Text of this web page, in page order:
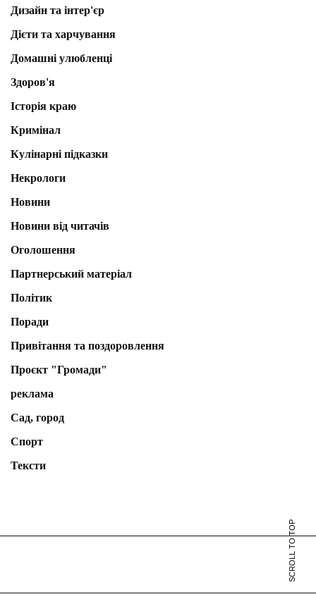
Дизайн та інтер'єр
Дієти та харчування
Домашні улюбленці
Здоров'я
Історія краю
Кримінал
Кулінарні підказки
Некрологи
Новини
Новини від читачів
Оголошення
Партнерський матеріал
Політик
Поради
Привітання та поздоровлення
Проєкт "Громади"
реклама
Сад, город
Спорт
Тексти
SCROLL TO TOP